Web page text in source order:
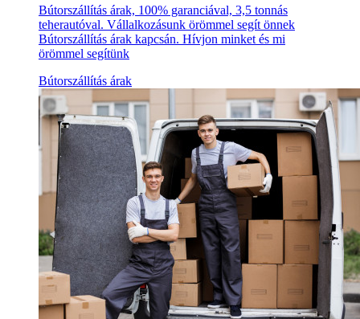
Bútorszállítás árak, 100% garanciával, 3,5 tonnás
teherautóval. Vállalkozásunk örömmel segít önnek
Bútorszállítás árak kapcsán. Hívjon minket és mi
örömmel segítünk
Bútorszállítás árak